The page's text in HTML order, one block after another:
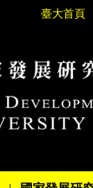
臺大首頁